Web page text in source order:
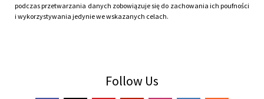
podczas przetwarzania danych zobowiązuje się do zachowania ich poufności
i wykorzystywania jedynie we wskazanych celach.
Follow Us